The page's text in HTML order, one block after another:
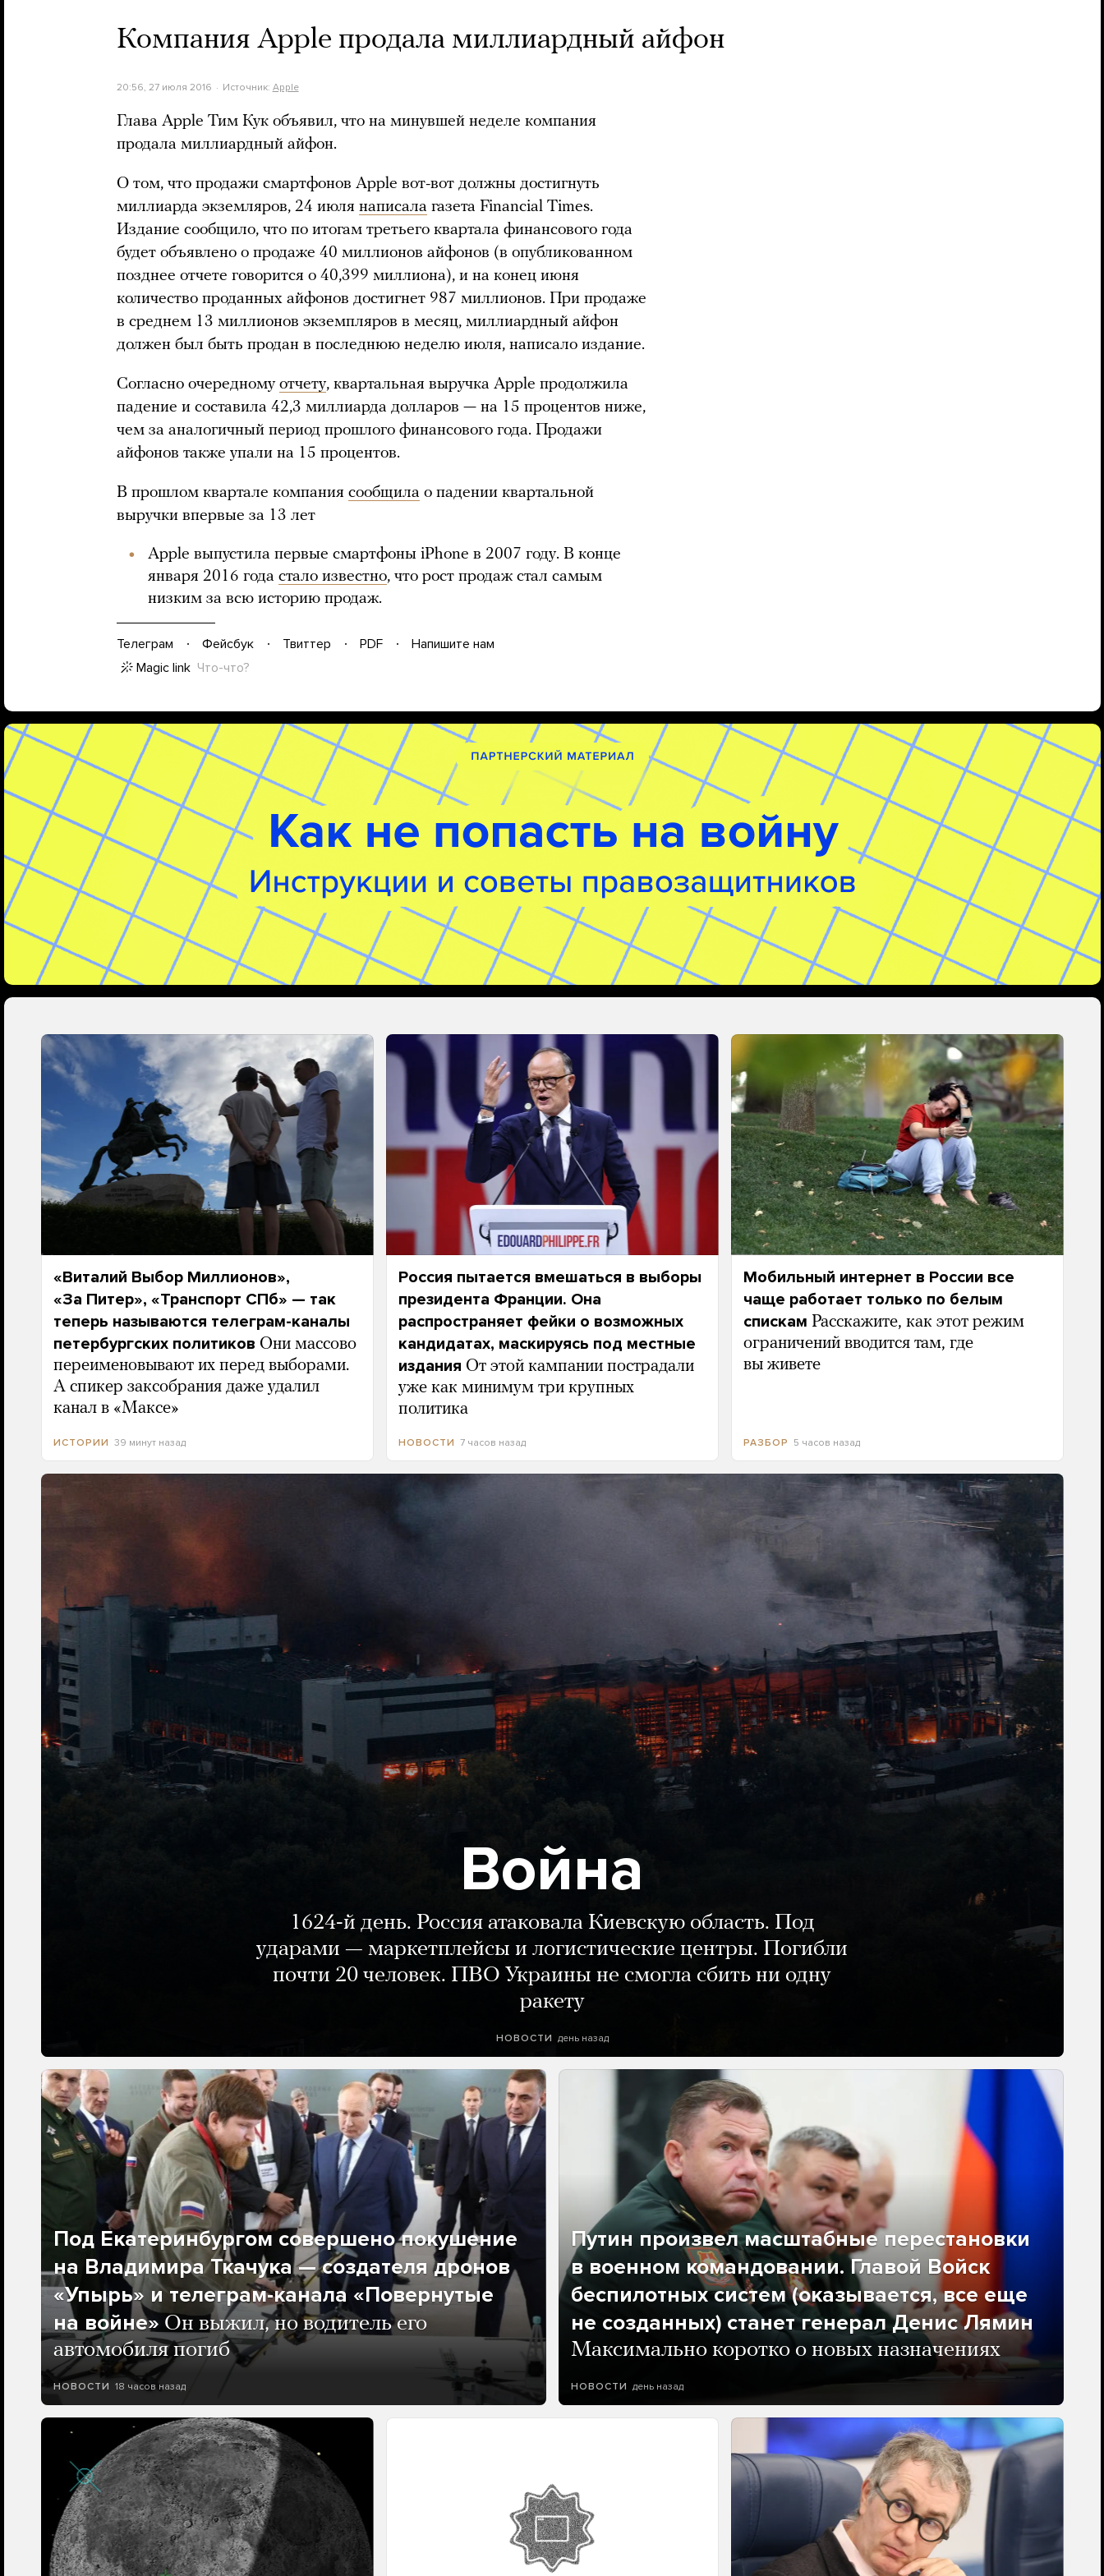
Компания Apple продала миллиардный айфон
20:56, 27 июля 2016 Источник: Apple
Глава Apple Тим Кук объявил, что на минувшей неделе компания
продала миллиардный айфон.
О том, что продажи смартфонов Apple вот-вот должны достигнуть
миллиарда экземляров, 24 июля написала газета Financial Times.
Издание сообщило, что по итогам третьего квартала финансового года
будет объявлено о продаже 40 миллионов айфонов (в опубликованном
позднее отчете говорится о 40,399 миллиона), и на конец июня
количество проданных айфонов достигнет 987 миллионов. При продаже
в среднем 13 миллионов экземпляров в месяц, миллиардный айфон
должен был быть продан в последнюю неделю июля, написало издание.
Согласно очередному отчету, квартальная выручка Apple продолжила
падение и составила 42,3 миллиарда долларов — на 15 процентов ниже,
чем за аналогичный период прошлого финансового года. Продажи
айфонов также упали на 15 процентов.
В прошлом квартале компания сообщила о падении квартальной
выручки впервые за 13 лет
Apple выпустила первые смартфоны iPhone в 2007 году. В конце
января 2016 года стало известно, что рост продаж стал самым
низким за всю историю продаж.
Телеграм Фейсбук Твиттер PDF
Напишите нам
Magic link Что-что?
«Виталий Выбор Миллионов»,
«За Питер», «Транспорт СПб» — так
теперь называются телеграм-каналы
петербургских политиков Они массово
переименовывают их перед выборами.
А спикер заксобрания даже удалил
канал в «Максе»
ИСТОРИИ 39 минут назад
Россия пытается вмешаться в выборы
президента Франции. Она
распространяет фейки о возможных
кандидатах, маскируясь под местные
издания От этой кампании пострадали
уже как минимум три крупных
политика
НОВОСТИ 7 часов назад
Мобильный интернет в России все
чаще работает только по белым
спискам Расскажите, как этот режим
ограничений вводится там, где
вы живете
РАЗБОР 5 часов назад
Война
1624-й день. Россия атаковала Киевскую область. Под
ударами — маркетплейсы и логистические центры. Погибли
почти 20 человек. ПВО Украины не смогла сбить ни одну
ракету
НОВОСТИ день назад
Под Екатеринбургом совершено покушение
на Владимира Ткачука — создателя дронов
«Упырь» и телеграм-канала «Повернутые
на войне» Он выжил, но водитель его
автомобиля погиб
НОВОСТИ 18 часов назад
Путин произвел масштабные перестановки
в военном командовании. Главой Войск
беспилотных систем (оказывается, все еще
не созданных) станет генерал Денис Лямин
Максимально коротко о новых назначениях
НОВОСТИ день назад